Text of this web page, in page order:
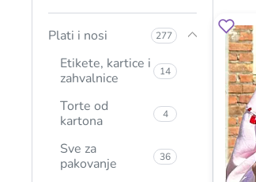
Plati i nosi 277
Etikete, kartice i
zahvalnice
14
Torte od
kartona
4
Sve za
pakovanje
36